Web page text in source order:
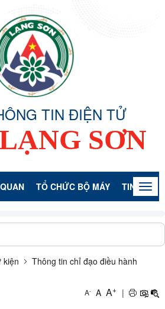
TIN ĐIỆN TỬ
SƠN
TỔ CHỨC BỘ MÁY TIN TỨC -
kiện Thông tin chỉ đạo điều hành
A- A A+ |